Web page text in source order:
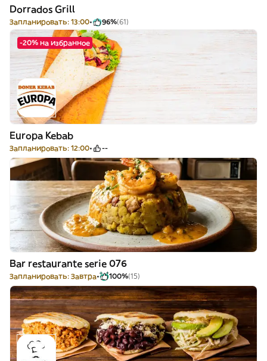
Dorrados Grill
Запланировать: 13:00 96%(61)
-20% на избранное
Europa Kebab
Запланировать: 12:00 --
Bar restaurante serie 076
Запланировать: Завтра 100%(15)